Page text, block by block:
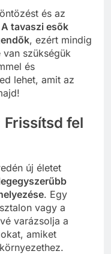
és az
A tavaszi esők
, ezért mindig
szükségük
és
lehet, amit az
fel
új életet
. Egy
vagy a
varázsolja a
amiket